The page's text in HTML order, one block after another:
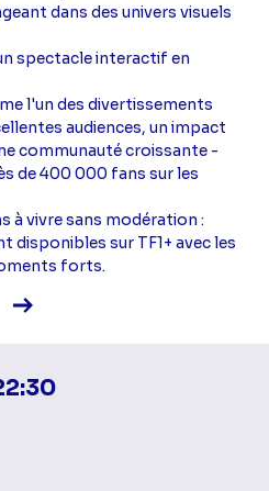
dans des univers visuels
spectacle interactif en
l'un des divertissements
audiences, un impact
communauté croissante -
de 400 000 fans sur les
à vivre sans modération :
disponibles sur TF1+ avec les
forts.
Voir la fiche diffusion